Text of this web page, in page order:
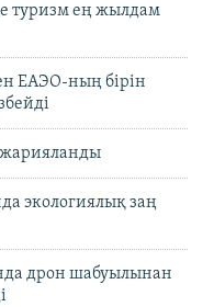
туризм ең жылдам
ЕАЭО-ның бірін
жарияланды
экологиялық заң
дрон шабуылынан